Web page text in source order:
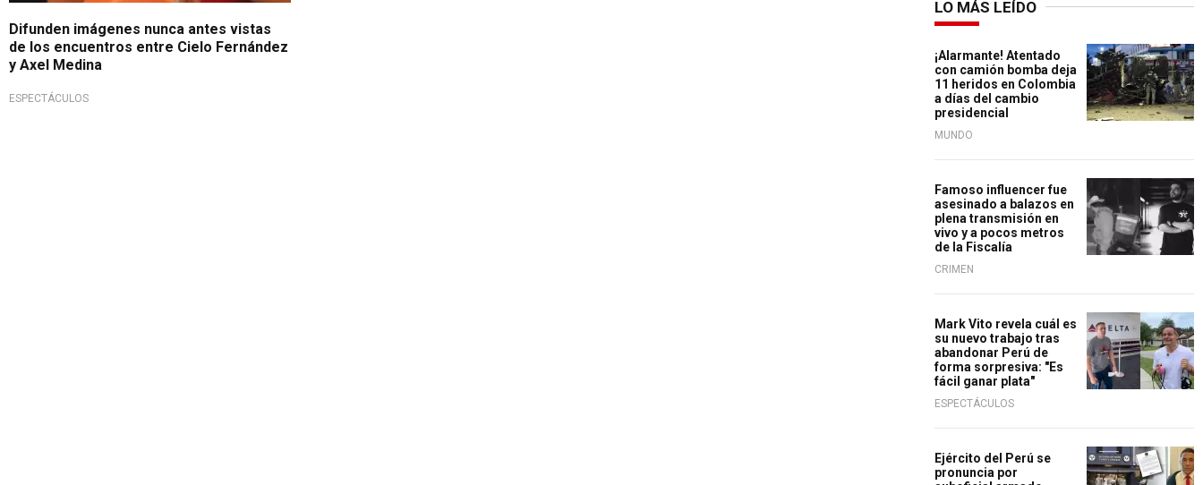
Difunden imágenes nunca antes vistas
de los encuentros entre Cielo Fernández
y Axel Medina
ESPECTÁCULOS
LO MÁS LEÍDO
¡Alarmante! Atentado
con camión bomba deja
11 heridos en Colombia
a días del cambio
presidencial
MUNDO
Famoso influencer fue
asesinado a balazos en
plena transmisión en
vivo y a pocos metros
de la Fiscalía
CRIMEN
Mark Vito revela cuál es
su nuevo trabajo tras
abandonar Perú de
forma sorpresiva: "Es
fácil ganar plata"
ESPECTÁCULOS
Ejército del Perú se
pronuncia por